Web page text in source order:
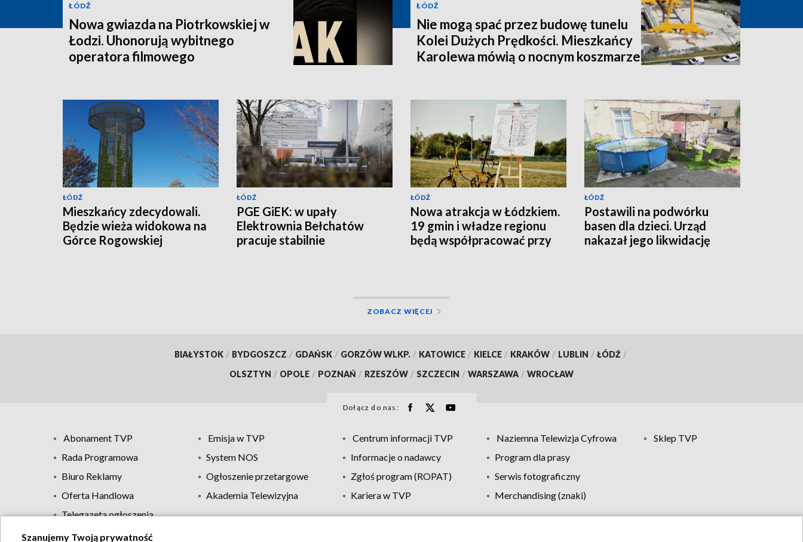
ŁÓDŹ
Nowa gwiazda na Piotrkowskiej w
Łodzi. Uhonorują wybitnego
operatora filmowego
ŁÓDŹ
Nie mogą spać przez budowę tunelu
Kolei Dużych Prędkości. Mieszkańcy
Karolewa mówią o nocnym koszmarze
ŁÓDŹ
Mieszkańcy zdecydowali.
Będzie wieża widokowa na
Górce Rogowskiej
ŁÓDŹ
PGE GiEK: w upały
Elektrownia Bełchatów
pracuje stabilnie
ŁÓDŹ
Nowa atrakcja w Łódzkiem.
19 gmin i władze regionu
będą współpracować przy
ŁÓDŹ
Postawili na podwórku
basen dla dzieci. Urząd
nakazał jego likwidację
ZOBACZ WIĘCEJ
BIAŁYSTOK / BYDGOSZCZ / GDAŃSK / GORZÓW WLKP. / KATOWICE / KIELCE / KRAKÓW / LUBLIN / ŁÓDŹ /
OLSZTYN / OPOLE / POZNAŃ / RZESZÓW / SZCZECIN / WARSZAWA / WROCŁAW
Dołącz do nas:
Abonament TVP Emisja w TVP Centrum informacji TVP Naziemna Telewizja Cyfrowa
Sklep TVP
Rada Programowa
System NOS Informacje o nadawcy
Program dla prasy
Biuro Reklamy
Ogłoszenie przetargowe Zgłoś program (ROPAT)
Serwis fotograficzny
Oferta Handlowa
Akademia Telewizyjna Kariera w TVP
Merchandising (znaki)
Telegazeta ogłoszenia
Szanujemy Twoją prywatność